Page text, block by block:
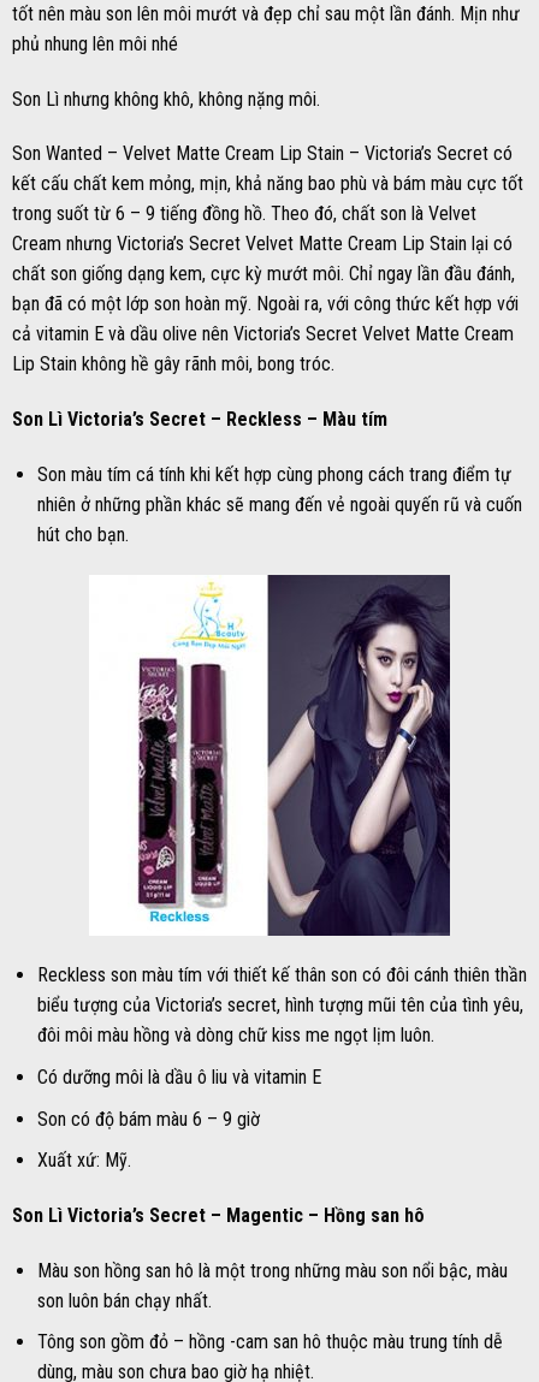
tốt nên màu son lên môi mướt và đẹp chỉ sau một lần đánh. Mịn như
phủ nhung lên môi nhé
Son Lì nhưng không khô, không nặng môi.
Son Wanted – Velvet Matte Cream Lip Stain – Victoria’s Secret có
kết cấu chất kem mỏng, mịn, khả năng bao phù và bám màu cực tốt
trong suốt từ 6 – 9 tiếng đồng hồ. Theo đó, chất son là Velvet
Cream nhưng Victoria’s Secret Velvet Matte Cream Lip Stain lại có
chất son giống dạng kem, cực kỳ mướt môi. Chỉ ngay lần đầu đánh,
bạn đã có một lớp son hoàn mỹ. Ngoài ra, với công thức kết hợp với
cả vitamin E và dầu olive nên Victoria’s Secret Velvet Matte Cream
Lip Stain không hề gây rãnh môi, bong tróc.
Son Lì Victoria’s Secret – Reckless – Màu tím
Son màu tím cá tính khi kết hợp cùng phong cách trang điểm tự
nhiên ở những phần khác sẽ mang đến vẻ ngoài quyến rũ và cuốn
hút cho bạn.
Reckless son màu tím với thiết kế thân son có đôi cánh thiên thần
biểu tượng của Victoria’s secret, hình tượng mũi tên của tình yêu,
đôi môi màu hồng và dòng chữ kiss me ngọt lịm luôn.
Có dưỡng môi là dầu ô liu và vitamin E
Son có độ bám màu 6 – 9 giờ
Xuất xứ: Mỹ.
Son Lì Victoria’s Secret – Magentic – Hồng san hô
Màu son hồng san hô là một trong những màu son nổi bậc, màu
son luôn bán chạy nhất.
Tông son gồm đỏ – hồng -cam san hô thuộc màu trung tính dễ
dùng, màu son chưa bao giờ hạ nhiệt.